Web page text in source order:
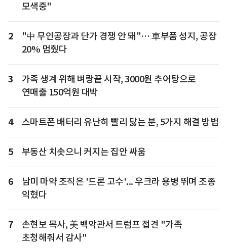
모색중"
2
"中 무인공장과 단가 경쟁 안 돼"… 車부품 성지, 공장
20% 멈췄다
3
가족 생계 위해 벼랑끝 시작, 3000원 추어탕으로
연매출 150억원 대박
4 스마트폰 배터리 유난히 빨리 닳는 분, 5가지 해결 방법
5 부동산 치솟으니 커지는 집안 싸움
6
남미 마약 조직은 '드론 고수'... 우크라 용병 뛰며 조종
익혔다
7
손현보 목사, 美 백악관서 트럼프 접견 "가족
초청해줘서 감사"